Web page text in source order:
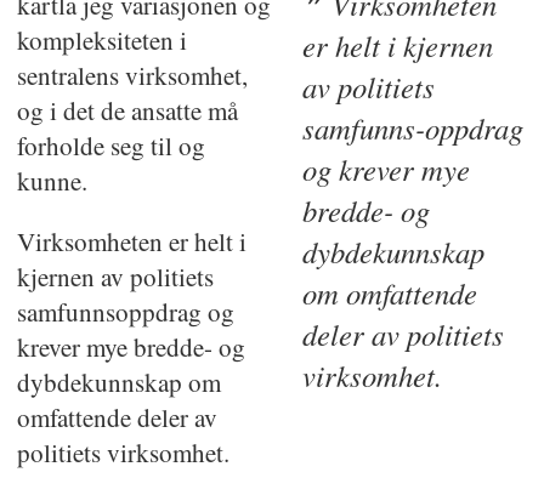
er helt i kjernen
av politiets
samfunns-oppdrag
og krever mye
bredde- og
dybdekunnskap
om omfattende
deler av politiets
virksomhet.
kompleksiteten i
sentralens virksomhet,
og i det de ansatte må
forholde seg til og
kunne.
Virksomheten er helt i
kjernen av politiets
samfunnsoppdrag og
krever mye bredde- og
dybdekunnskap om
omfattende deler av
politiets virksomhet.